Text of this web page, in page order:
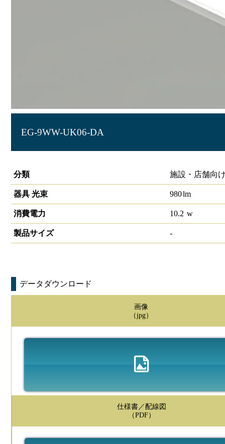
EG-9WW-UK06-DA
分類
施設・店舗向
器具 光束 980lm
消費電力 10.2 w
製品サイズ -
データダウンロード
画像
（jpg）
仕様書／配線図
（PDF）